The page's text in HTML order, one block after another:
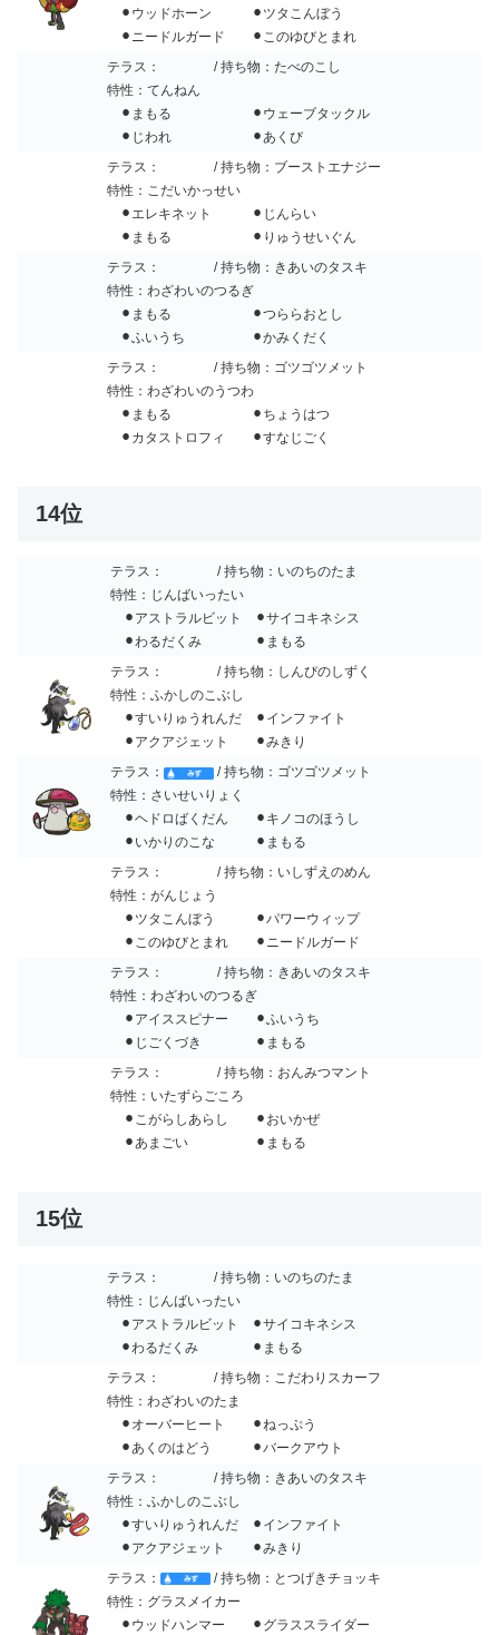
⚫︎ウッドホーン ⚫︎ツタこんぼう
⚫︎ニードルガード ⚫︎このゆびとまれ
テラス：
/ 持ち物：たべのこし
特性：てんねん
⚫︎まもる ⚫︎ウェーブタックル
⚫︎じわれ ⚫︎あくび
テラス：
/ 持ち物：ブーストエナジー
特性：こだいかっせい
⚫︎エレキネット ⚫︎じんらい
⚫︎まもる ⚫︎りゅうせいぐん
テラス：
/ 持ち物：きあいのタスキ
特性：わざわいのつるぎ
⚫︎まもる ⚫︎つららおとし
⚫︎ふいうち ⚫︎かみくだく
テラス：
/ 持ち物：ゴツゴツメット
特性：わざわいのうつわ
⚫︎まもる ⚫︎ちょうはつ
⚫︎カタストロフィ ⚫︎すなじごく
14位
テラス：
/ 持ち物：いのちのたま
特性：じんばいったい
⚫︎アストラルビット ⚫︎サイコキネシス
⚫︎わるだくみ ⚫︎まもる
テラス：
/ 持ち物：しんぴのしずく
特性：ふかしのこぶし
⚫︎すいりゅうれんだ ⚫︎インファイト
⚫︎アクアジェット ⚫︎みきり
テラス：
/ 持ち物：ゴツゴツメット
特性：さいせいりょく
⚫︎ヘドロばくだん ⚫︎キノコのほうし
⚫︎いかりのこな ⚫︎まもる
テラス：
/ 持ち物：いしずえのめん
特性：がんじょう
⚫︎ツタこんぼう ⚫︎パワーウィップ
⚫︎このゆびとまれ ⚫︎ニードルガード
テラス：
/ 持ち物：きあいのタスキ
特性：わざわいのつるぎ
⚫︎アイススピナー ⚫︎ふいうち
⚫︎じごくづき ⚫︎まもる
テラス：
/ 持ち物：おんみつマント
特性：いたずらごころ
⚫︎こがらしあらし ⚫︎おいかぜ
⚫︎あまごい ⚫︎まもる
15位
テラス：
/ 持ち物：いのちのたま
特性：じんばいったい
⚫︎アストラルビット ⚫︎サイコキネシス
⚫︎わるだくみ ⚫︎まもる
テラス：
/ 持ち物：こだわりスカーフ
特性：わざわいのたま
⚫︎オーバーヒート ⚫︎ねっぷう
⚫︎あくのはどう ⚫︎バークアウト
テラス：
/ 持ち物：きあいのタスキ
特性：ふかしのこぶし
⚫︎すいりゅうれんだ ⚫︎インファイト
⚫︎アクアジェット ⚫︎みきり
テラス：
/ 持ち物：とつげきチョッキ
特性：グラスメイカー
⚫︎ウッドハンマー ⚫︎グラススライダー